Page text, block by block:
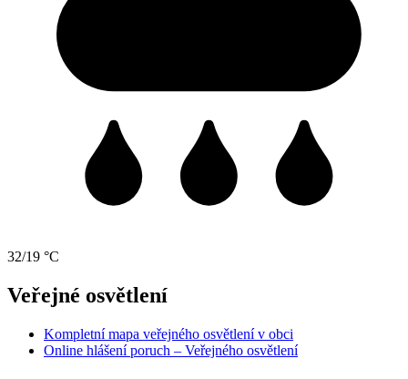
32/19 °C
Veřejné osvětlení
Kompletní mapa veřejného osvětlení v obci
Online hlášení poruch – Veřejného osvětlení